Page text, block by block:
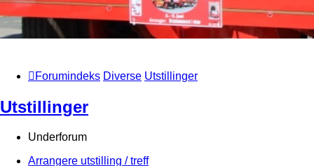
Forumindeks Diverse Utstillinger
Utstillinger
Underforum
Arrangere utstilling / treff